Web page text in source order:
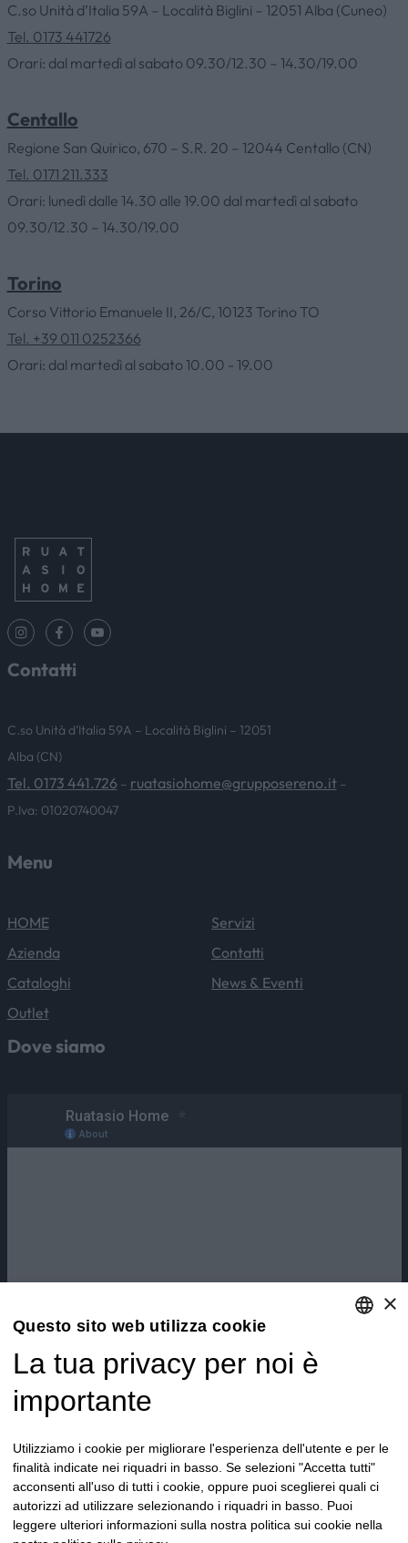
HOME
CONTATTI
C.so Unità d’Italia 59A – Località Biglini – 12051 Alba (Cuneo)
Tel. 0173 441726
Orari: dal martedì al sabato 09.30/12.30 – 14.30/19.00
Centallo
Regione San Quirico, 670 – S.R. 20 – 12044 Centallo (CN)
Tel. 0171 211.333
Orari: lunedì dalle 14.30 alle 19.00 dal martedì al sabato
09.30/12.30 – 14.30/19.00
Torino
Corso Vittorio Emanuele II, 26/C, 10123 Torino TO
Tel. +39 011 0252366
Orari: dal martedì al sabato 10.00 - 19.00
Contatti
C.so Unità d’Italia 59A – Località Biglini – 12051
Alba (CN)
Tel. 0173 441.726 – ruatasiohome@grupposereno.it –
P.Iva: 01020740047
Menu
HOME
Azienda
Cataloghi
Outlet
Servizi
Contatti
News & Eventi
Dove siamo
×
Questo sito web utilizza cookie
La tua privacy per noi è
importante
Utilizziamo i cookie per migliorare l'esperienza dell'utente e per le
finalità indicate nei riquadri in basso. Se selezioni "Accetta tutti"
acconsenti all'uso di tutti i cookie, oppure puoi sceglierei quali ci
autorizzi ad utilizzare selezionando i riquadri in basso. Puoi
leggere ulteriori informazioni sulla nostra politica sui cookie nella